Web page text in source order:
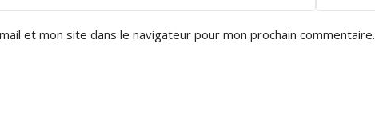
et mon site dans le navigateur pour mon prochain commentaire.